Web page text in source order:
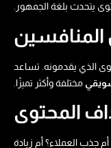
يتحدث بلغة الجمهور.
المنافسين
الذي يقدمونه. تساعد
مختلفة وأكثر تميزًا.
المحتوى
جذب العملاء؟ أم زيادة